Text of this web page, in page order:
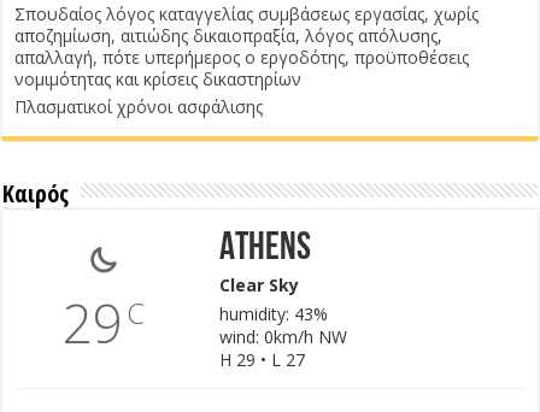
Σπουδαίος λόγος καταγγελίας συμβάσεως εργασίας, χωρίς
αποζημίωση, αιτιώδης δικαιοπραξία, λόγος απόλυσης,
απαλλαγή, πότε υπερήμερος ο εργοδότης, προϋποθέσεις
νομιμότητας και κρίσεις δικαστηρίων
Πλασματικοί χρόνοι ασφάλισης
Καιρός
29 C
Athens
Clear Sky
humidity: 43%
wind: 0km/h NW
H 29 • L 27